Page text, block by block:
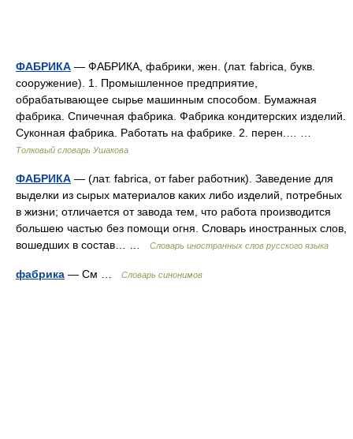
ФАБРИКА — ФАБРИКА, фабрики, жен. (лат. fabrica, букв.
сооружение). 1. Промышленное предприятие,
обрабатывающее сырье машинным способом. Бумажная
фабрика. Спичечная фабрика. Фабрика кондитерских изделий.
Суконная фабрика. Работать на фабрике. 2. перен.… …
Толковый словарь Ушакова
ФАБРИКА — (лат. fabrica, от faber работник). Заведение для
выделки из сырых материалов каких либо изделий, потребных
в жизни; отличается от завода тем, что работа производится
большею частью без помощи огня. Словарь иностранных слов,
вошедших в состав… …
Словарь иностранных слов русского языка
фабрика — См … Словарь синонимов